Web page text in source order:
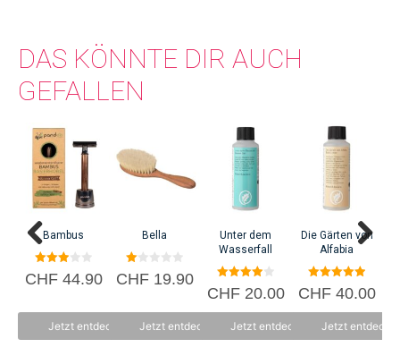
DAS KÖNNTE DIR AUCH
GEFALLEN
Bambus
3.00
von 5
CHF44.90
Jetzt entdecken
Bella
1.
00
CHF19.90
Jetzt entdecken
Unter dem
Wasserfall
4.00
von 5
CHF20.00
Jetzt entdecken
Die Gärten von
Alfabia
5.00
von 5
CHF40.00
Jetzt